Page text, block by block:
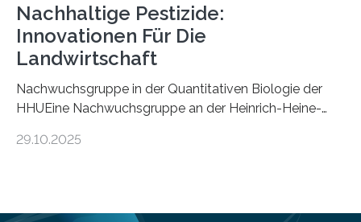
Nachhaltige Pestizide:
Innovationen Für Die
Landwirtschaft
Nachwuchsgruppe in der Quantitativen Biologie der
HHUEine Nachwuchsgruppe an der Heinrich-Heine-
fünf Jahren erforschen, wie Bakterien auf
29.10.2025